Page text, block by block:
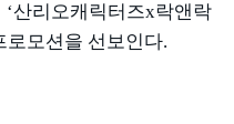
산리오캐릭터즈x락앤락
로모션을 선보인다.